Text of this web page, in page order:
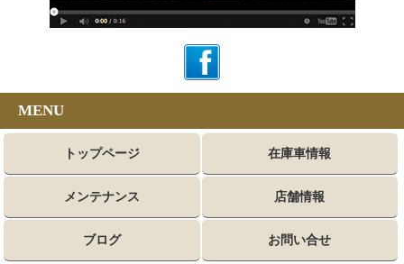
MENU
トップページ 在庫車情報
メンテナンス 店舗情報
ブログ お問い合せ